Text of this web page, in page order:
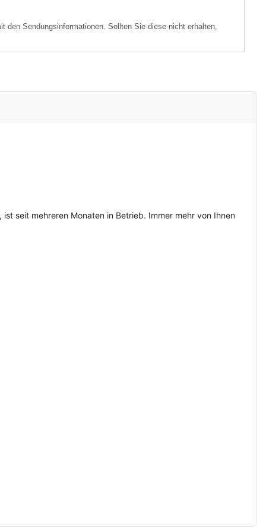
seit mehreren Monaten in Betrieb. Immer mehr von Ihnen
den Sendungsinformationen. Sollten Sie diese nicht erhalten,